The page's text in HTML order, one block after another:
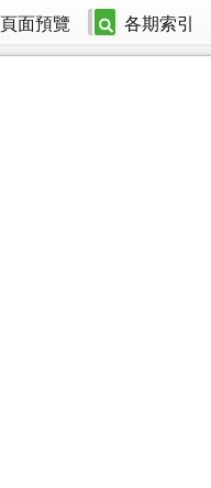
頁面預覽 各期索引